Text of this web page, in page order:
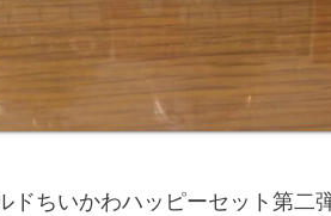
ドちいかわハッピーセット第二